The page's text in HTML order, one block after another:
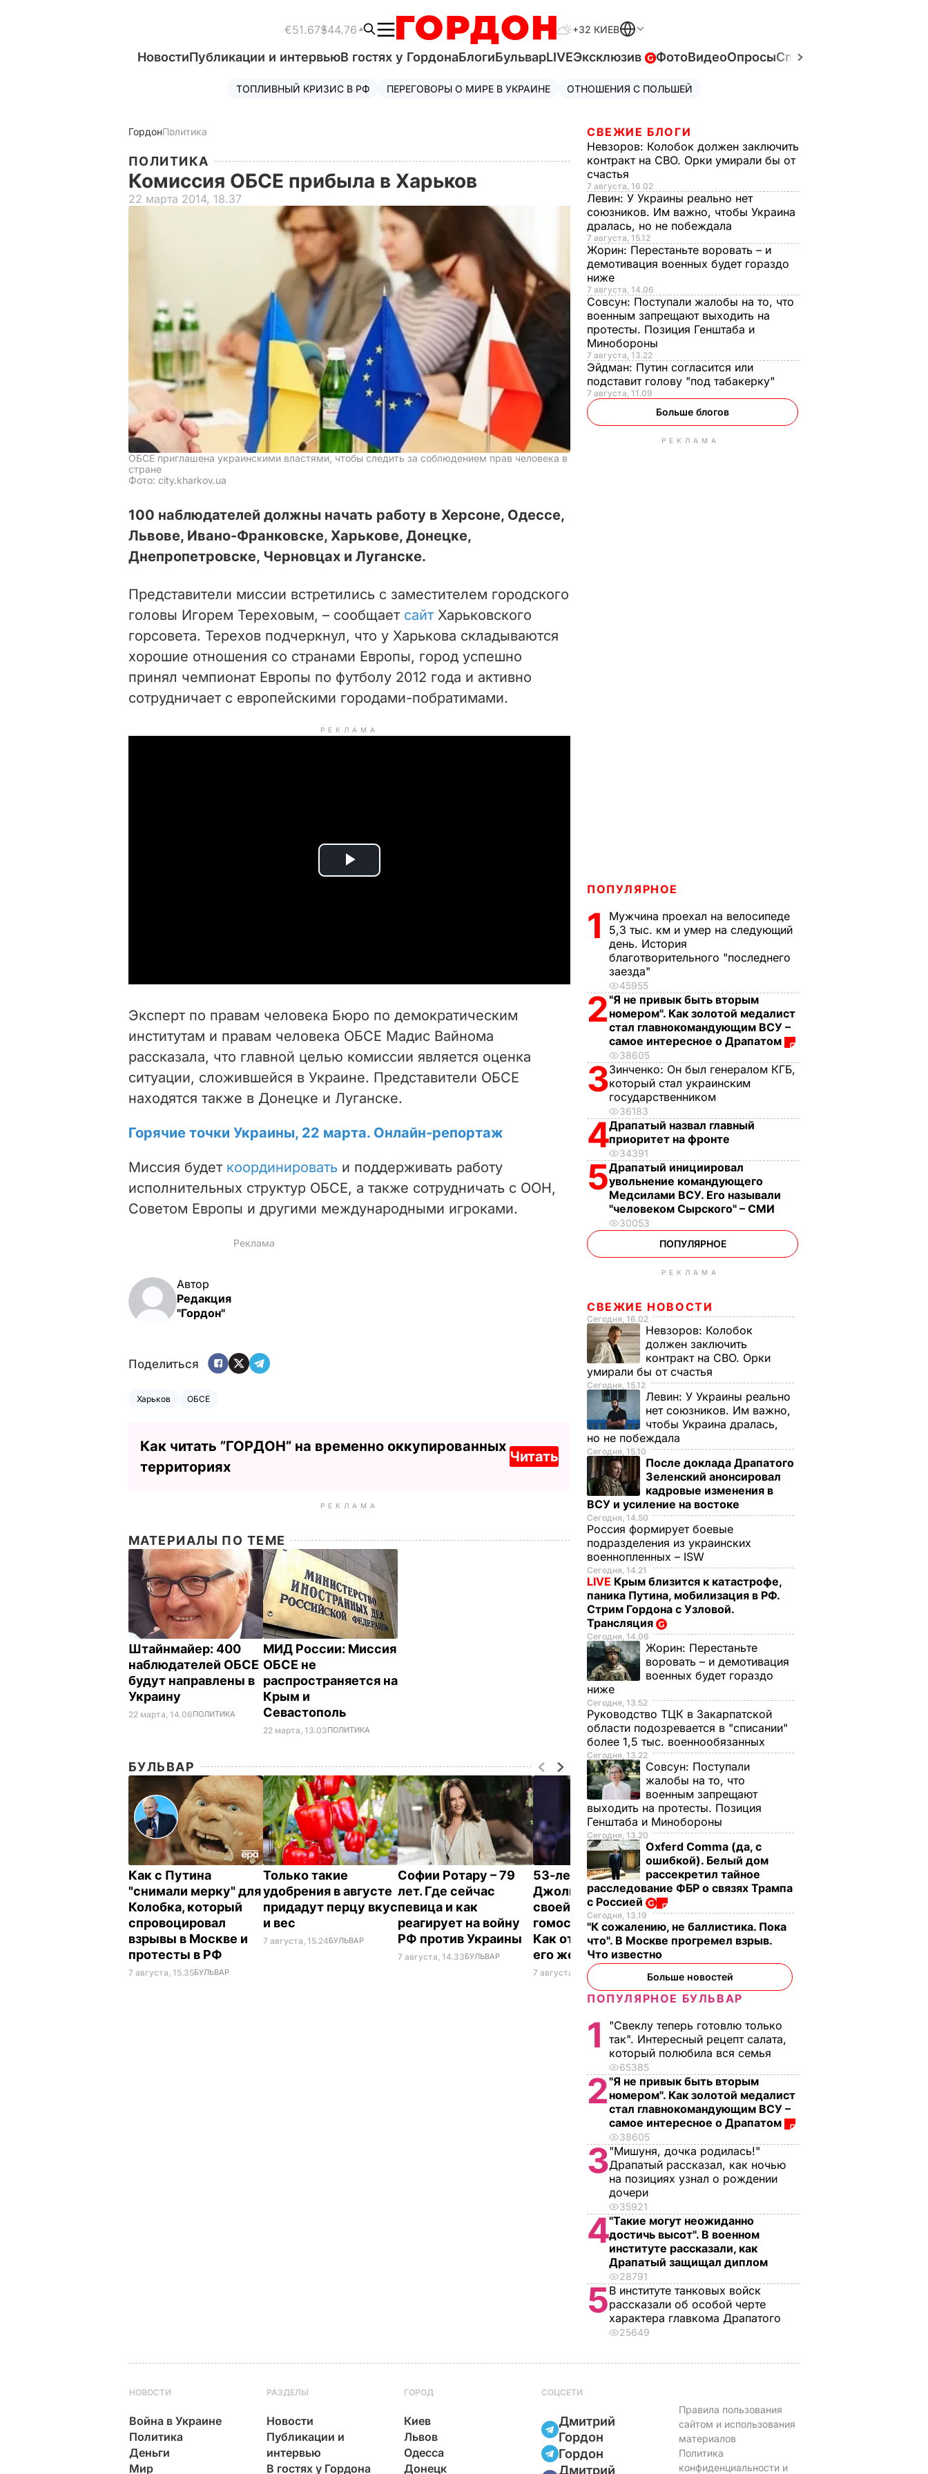
€51.67$44.76 +32 КИЕВ
НовостиПубликации и интервьюВ гостях у ГордонаБлогиБульварLIVEЭксклюзив ФотоВидеоОпросыСпецпроекты
ТОПЛИВНЫЙ КРИЗИС В РФ ПЕРЕГОВОРЫ О МИРЕ В УКРАИНЕ ОТНОШЕНИЯ С ПОЛЬШЕЙ
ГордонПолитика
ПОЛИТИКА
Комиссия ОБСЕ прибыла в Харьков
22 марта 2014, 18.37
ОБСЕ приглашена украинскими властями, чтобы следить за соблюдением прав человека в
стране
Фото: city.kharkov.ua
100 наблюдателей должны начать работу в Херсоне, Одессе,
Львове, Ивано-Франковске, Харькове, Донецке,
Днепропетровске, Черновцах и Луганске.
Представители миссии встретились с заместителем городского
головы Игорем Тереховым, – сообщает сайтХарьковского
горсовета. Терехов подчеркнул, что у Харькова складываются
хорошие отношения со странами Европы, город успешно
принял чемпионат Европы по футболу 2012 года и активно
сотрудничает с европейскими городами-побратимами.
РЕКЛАМА
P
i
d
e
o
Эксперт по правам человека Бюро по демократическим
институтам и правам человека ОБСЕ Мадис Вайнома
рассказала, что главной целью комиссии является оценка
ситуации, сложившейся в Украине. Представители ОБСЕ
находятся также в Донецке и Луганске.
Горячие точки Украины, 22 марта. Онлайн-репортаж
Миссия будет координировать и поддерживать работу
исполнительных структур ОБСЕ, а также сотрудничать с ООН,
Советом Европы и другими международными игроками.
Автор
Редакция
"Гордон"
Поделиться
Харьков ОБСЕ
Как читать ”ГОРДОН” на временно оккупированных
территориях
Читать
РЕКЛАМА
МАТЕРИАЛЫ ПО ТЕМЕ
Штайнмайер: 400
наблюдателей ОБСЕ
будут направлены в
Украину
22 марта, 14.06ПОЛИТИКА
МИД России: Миссия
ОБСЕ не
распространяется на
Крым и
Севастополь
22 марта, 13.03ПОЛИТИКА
БУЛЬВАР
Как с Путина
"снимали мерку" для
Колобка, который
спровоцировал
взрывы в Москве и
протесты в РФ
7 августа, 15.35БУЛЬВАР
Только такие
удобрения в августе
придадут перцу вкус
и вес
7 августа, 15.24БУЛЬВАР
Софии Ротару – 79
лет. Где сейчас
певица и как
реагирует на войну
РФ против Украины
7 августа, 14.33БУЛЬВАР
53-летний брат
Джоли заявил о
своей
гомосексуальности.
Как отреагировала
его жена
7 августа, 14.28
"Пригласили лето в
банки". Яблоки на
зиму без
стерилизации –
вкусно, как в
7 августа, 13.50
СВЕЖИЕ БЛОГИ
Невзоров: Колобок должен заключить
контракт на СВО. Орки умирали бы от
счастья
7 августа, 16.02
Левин: У Украины реально нет
союзников. Им важно, чтобы Украина
дралась, но не побеждала
7 августа, 15.12
Жорин: Перестаньте воровать – и
демотивация военных будет гораздо
ниже
7 августа, 14.06
Совсун: Поступали жалобы на то, что
военным запрещают выходить на
протесты. Позиция Генштаба и
Минобороны
7 августа, 13.22
Эйдман: Путин согласится или
подставит голову "под табакерку"
7 августа, 11.09
Больше блогов
РЕКЛАМА
ПОПУЛЯРНОЕ
1
Мужчина проехал на велосипеде
5,3 тыс. км и умер на следующий
день. История
благотворительного "последнего
заезда"
45955
2"Я не привык быть вторым
номером". Как золотой медалист
стал главнокомандующим ВСУ –
самое интересное о Драпатом
38605
3Зинченко: Он был генералом КГБ,
который стал украинским
государственником
36183
4Драпатый назвал главный
приоритет на фронте
34391
5Драпатый инициировал
увольнение командующего
Медсилами ВСУ. Его называли
"человеком Сырского" – СМИ
30053
ПОПУЛЯРНОЕ
РЕКЛАМА
СВЕЖИЕ НОВОСТИ
Сегодня, 16.02
Невзоров: Колобок
должен заключить
контракт на СВО. Орки
умирали бы от счастья
Сегодня, 15.12
Левин: У Украины реально
нет союзников. Им важно,
чтобы Украина дралась,
но не побеждала
Сегодня, 15.10
После доклада Драпатого
Зеленский анонсировал
кадровые изменения в
ВСУ и усиление на востоке
Сегодня, 14.50
Россия формирует боевые
подразделения из украинских
военнопленных – ISW
Сегодня, 14.21
LIVE Крым близится к катастрофе,
паника Путина, мобилизация в РФ.
Стрим Гордона с Узловой.
Трансляция
Сегодня, 14.06
Жорин: Перестаньте
воровать – и демотивация
военных будет гораздо
ниже
Сегодня, 13.52
Руководство ТЦК в Закарпатской
области подозревается в "списании"
более 1,5 тыс. военнообязанных
Сегодня, 13.22
Совсун: Поступали
жалобы на то, что
военным запрещают
выходить на протесты. Позиция
Генштаба и Минобороны
Сегодня, 13.20
Oxferd Comma (да, с
ошибкой). Белый дом
рассекретил тайное
расследование ФБР о связях Трампа
с Россией
Сегодня, 13.19
"К сожалению, не баллистика. Пока
что". В Москве прогремел взрыв.
Что известно
Больше новостей
ПОПУЛЯРНОЕ БУЛЬВАР
1
"Свеклу теперь готовлю только
так". Интересный рецепт салата,
который полюбила вся семья
65385
2"Я не привык быть вторым
номером". Как золотой медалист
стал главнокомандующим ВСУ –
самое интересное о Драпатом
38605
3"Мишуня, дочка родилась!"
Драпатый рассказал, как ночью
на позициях узнал о рождении
дочери
35921
4"Такие могут неожиданно
достичь высот". В военном
институте рассказали, как
Драпатый защищал диплом
28791
5В институте танковых войск
рассказали об особой черте
характера главкома Драпатого
25649
НОВОСТИ
Война в Украине
Политика
Деньги
Мир
РАЗДЕЛЫ
Новости
Публикации и
интервью
В гостях у Гордона
ГОРОД
Киев
Львов
Одесса
Донецк
СОЦСЕТИ
Дмитрий
Гордон
Гордон
Дмитрий
Правила пользования
сайтом и использования
материалов
Политика
конфиденциальности и